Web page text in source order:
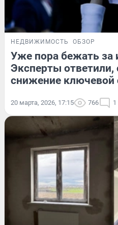
НЕДВИЖИМОСТЬ ОБЗОР
Уже пора бежать за
Эксперты ответили,
снижение ключевой
20 марта, 2026, 17:15 766 1